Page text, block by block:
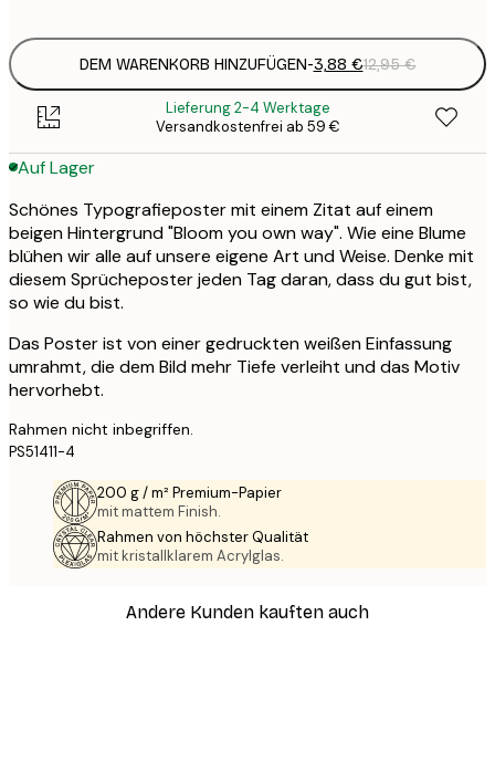
DEM WARENKORB HINZUFÜGEN-3,88 €12,95 €
Lieferung 2-4 Werktage
Versandkostenfrei ab 59 €
Auf Lager
Schönes Typografieposter mit einem Zitat auf einem
beigen Hintergrund "Bloom you own way". Wie eine Blume
blühen wir alle auf unsere eigene Art und Weise. Denke mit
diesem Sprücheposter jeden Tag daran, dass du gut bist,
so wie du bist.
Das Poster ist von einer gedruckten weißen Einfassung
umrahmt, die dem Bild mehr Tiefe verleiht und das Motiv
hervorhebt.
Rahmen nicht inbegriffen.
PS51411-4
200 g / m² Premium-Papier
mit mattem Finish.
Rahmen von höchster Qualität
mit kristallklarem Acrylglas.
Andere Kunden kauften auch